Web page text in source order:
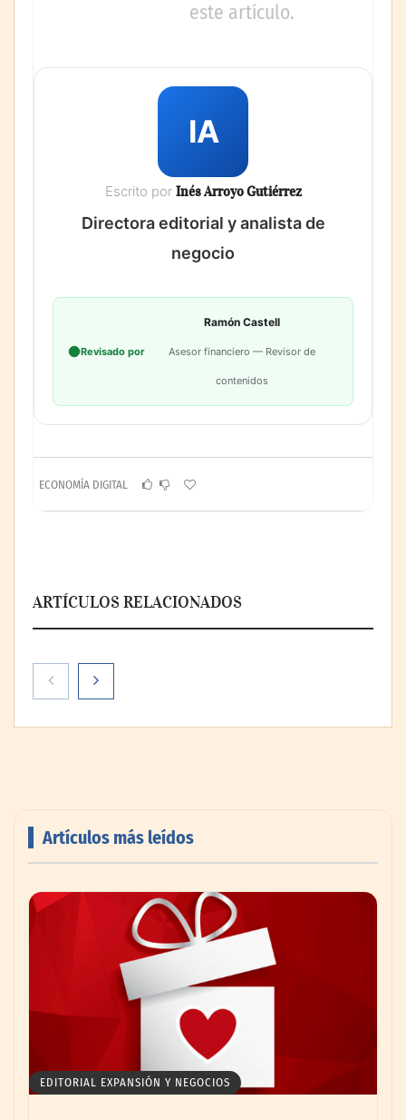
este artículo.
IA
Escrito por Inés Arroyo Gutiérrez
Directora editorial y analista de
negocio
Revisado por
Ramón Castell
Asesor financiero — Revisor de
contenidos
ECONOMÍA DIGITAL
ARTÍCULOS RELACIONADOS
Paso a paso: ¿cómo prepararse para la
transición a la jornada de 40 horas? Guía
Reforestando con el Corazón regresa a
Sierra de Guadalupe
La cartera vencida hipotecaria aumenta al
doble de velocidad que la cartera sana en
Artículos más leídos
EDITORIAL EXPANSIÓN Y NEGOCIOS